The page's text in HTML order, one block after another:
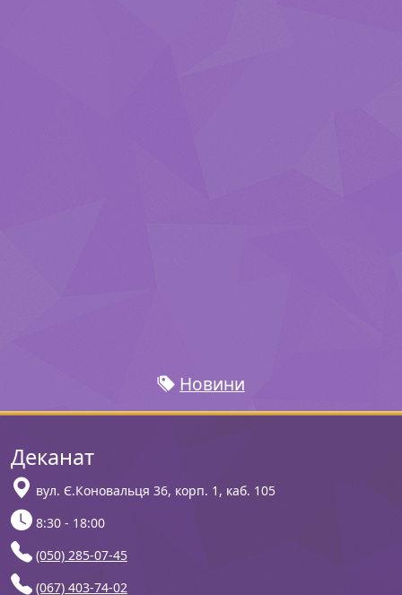
Новини
Деканат
вул. Є.Коновальця 36, корп. 1, каб. 105
8:30 - 18:00
(050) 285-07-45
(067) 403-74-02